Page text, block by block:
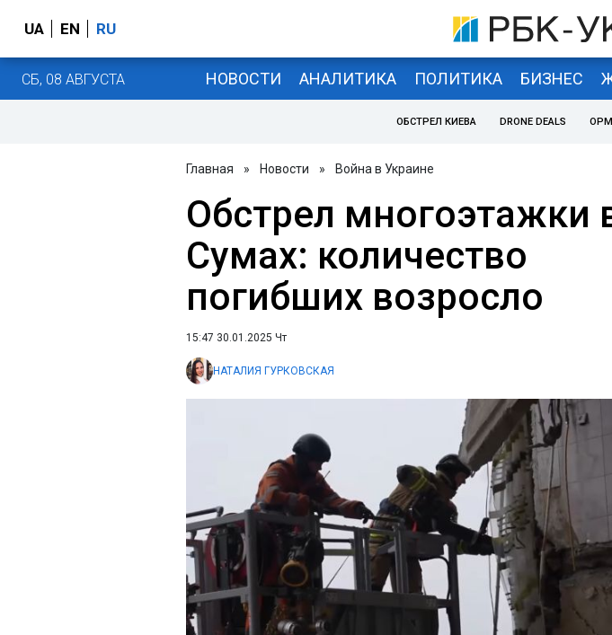
UA EN RU
СБ, 08 АВГУСТА НОВОСТИ АНАЛИТИКА ПОЛИТИКА БИЗНЕС
ОБСТРЕЛ КИЕВА DRONE DEALS
Главная » Новости » Война в Украине
Обстрел многоэтажки
Сумах: количество
погибших возросло
15:47 30.01.2025 Чт
НАТАЛИЯ ГУРКОВСКАЯ